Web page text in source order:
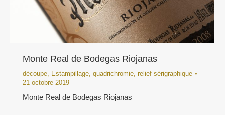
Monte Real de Bodegas Riojanas
découpe, Estampillage, quadrichromie, relief sérigraphique
21 octobre 2019
Monte Real de Bodegas Riojanas